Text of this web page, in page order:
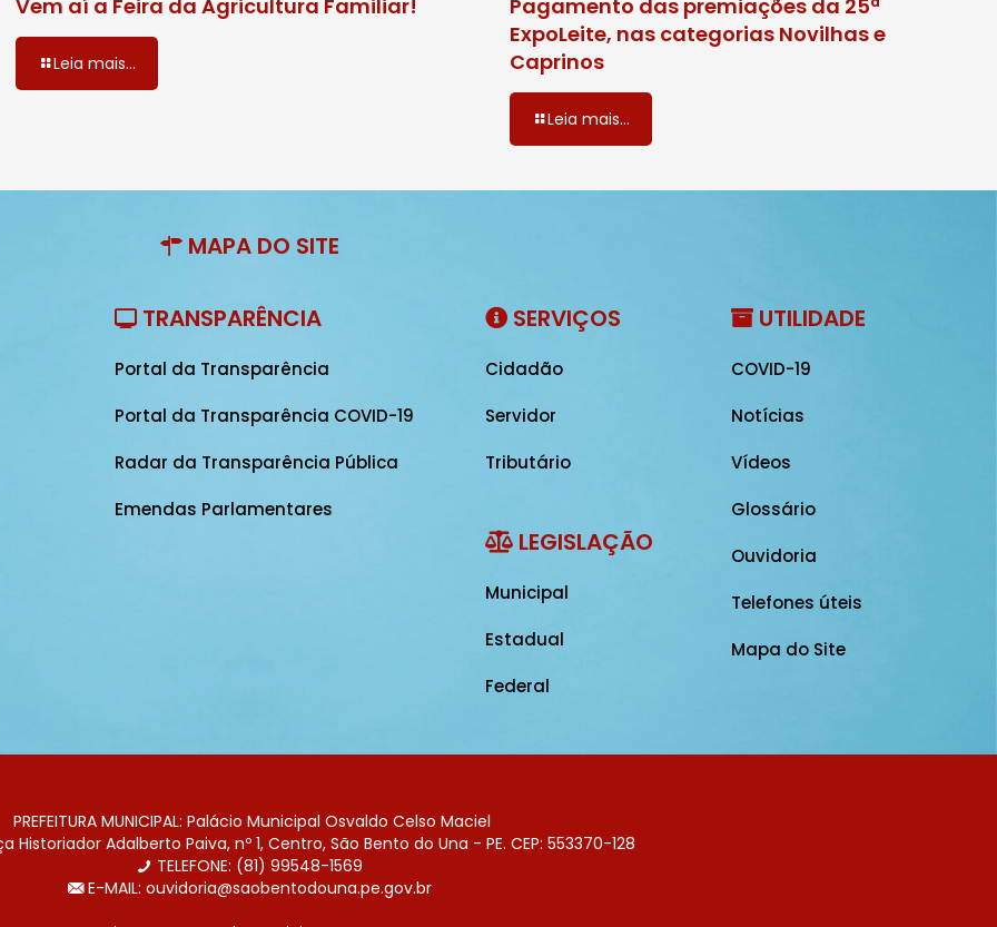
Vem aí a Feira da Agricultura Familiar!
Leia mais...
Pagamento das premiações da 25ª
ExpoLeite, nas categorias Novilhas e
Caprinos
Leia mais...
MAPA DO SITE
TRANSPARÊNCIA
Portal da Transparência
Portal da Transparência COVID-19
Radar da Transparência Pública
Emendas Parlamentares
SERVIÇOS
Cidadão
Servidor
Tributário
LEGISLAÇÃO
Municipal
Estadual
Federal
UTILIDADE
COVID-19
Notícias
Vídeos
Glossário
Ouvidoria
Telefones úteis
Mapa do Site
PREFEITURA MUNICIPAL: Palácio Municipal Osvaldo Celso Maciel
Historiador Adalberto Paiva, nº 1, Centro, São Bento do Una - PE. CEP: 553370-128
TELEFONE: (81) 99548-1569
E-MAIL: ouvidoria@saobentodouna.pe.gov.br